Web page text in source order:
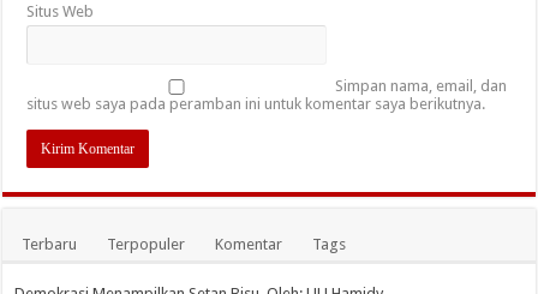
Situs Web
Simpan nama, email, dan
situs web saya pada peramban ini untuk komentar saya berikutnya.
Terbaru Terpopuler Komentar Tags